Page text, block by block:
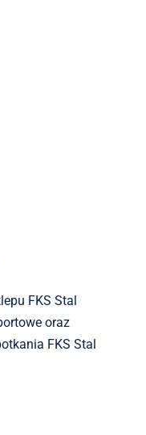
FKS Stal
oraz
FKS Stal